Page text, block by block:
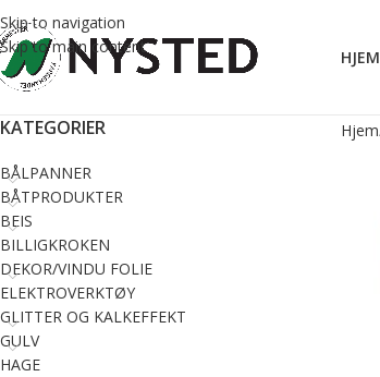
Skip to navigation
Skip to main content
HJEM
KATEGORIER
BÅLPANNER
BÅTPRODUKTER
BEIS
BILLIGKROKEN
DEKOR/VINDU FOLIE
ELEKTROVERKTØY
GLITTER OG KALKEFFEKT
GULV
HAGE
Hjem